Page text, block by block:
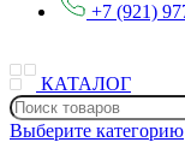
+7 (921)
КАТАЛОГ
Выберите категорию